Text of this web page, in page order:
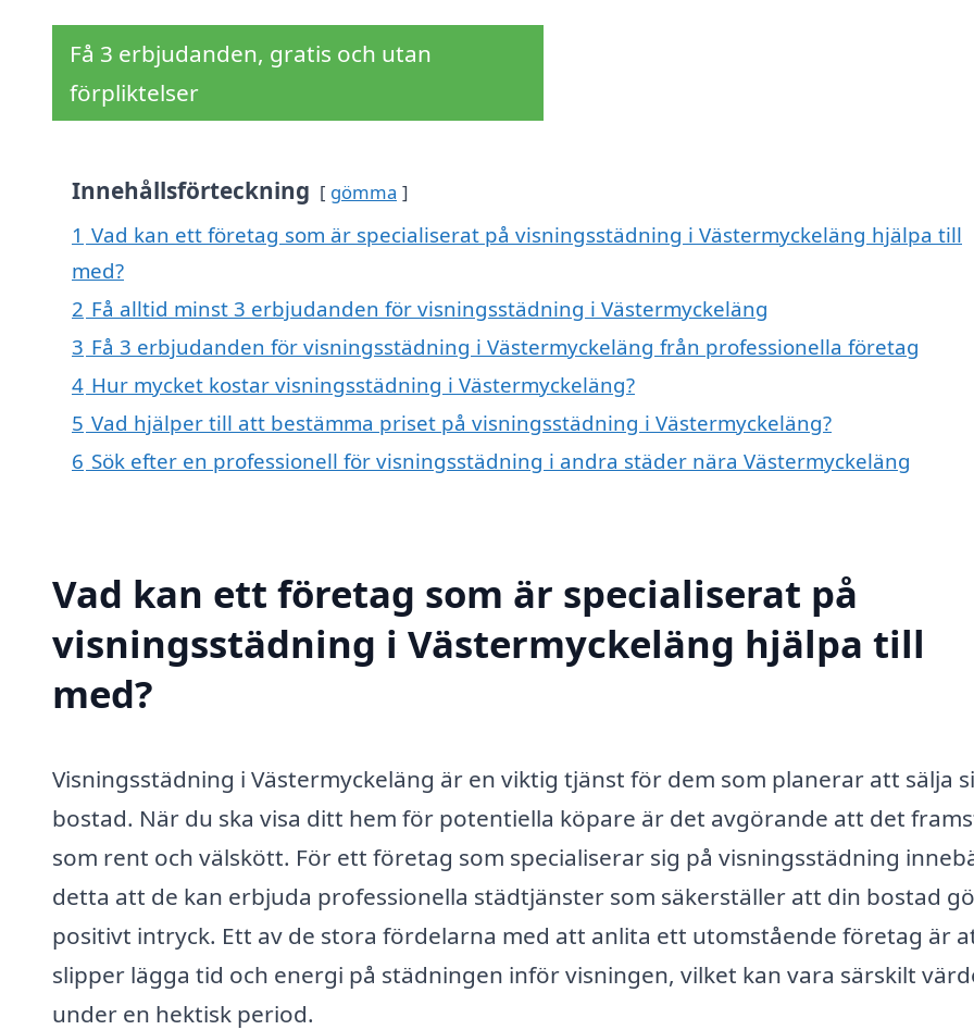
Få 3 erbjudanden, gratis och utan
förpliktelser
Innehållsförteckning gömma
1 Vad kan ett företag som är specialiserat på visningsstädning i Västermyckeläng hjälpa till
med?
2 Få alltid minst 3 erbjudanden för visningsstädning i Västermyckeläng
3 Få 3 erbjudanden för visningsstädning i Västermyckeläng från professionella företag
4 Hur mycket kostar visningsstädning i Västermyckeläng?
5 Vad hjälper till att bestämma priset på visningsstädning i Västermyckeläng?
6 Sök efter en professionell för visningsstädning i andra städer nära Västermyckeläng
Vad kan ett företag som är specialiserat på
visningsstädning i Västermyckeläng hjälpa till
med?
Visningsstädning i Västermyckeläng är en viktig tjänst för dem som planerar att sälja
bostad. När du ska visa ditt hem för potentiella köpare är det avgörande att det
som rent och välskött. För ett företag som specialiserar sig på visningsstädning
detta att de kan erbjuda professionella städtjänster som säkerställer att din bostad
positivt intryck. Ett av de stora fördelarna med att anlita ett utomstående företag är
slipper lägga tid och energi på städningen inför visningen, vilket kan vara särskilt
under en hektisk period.